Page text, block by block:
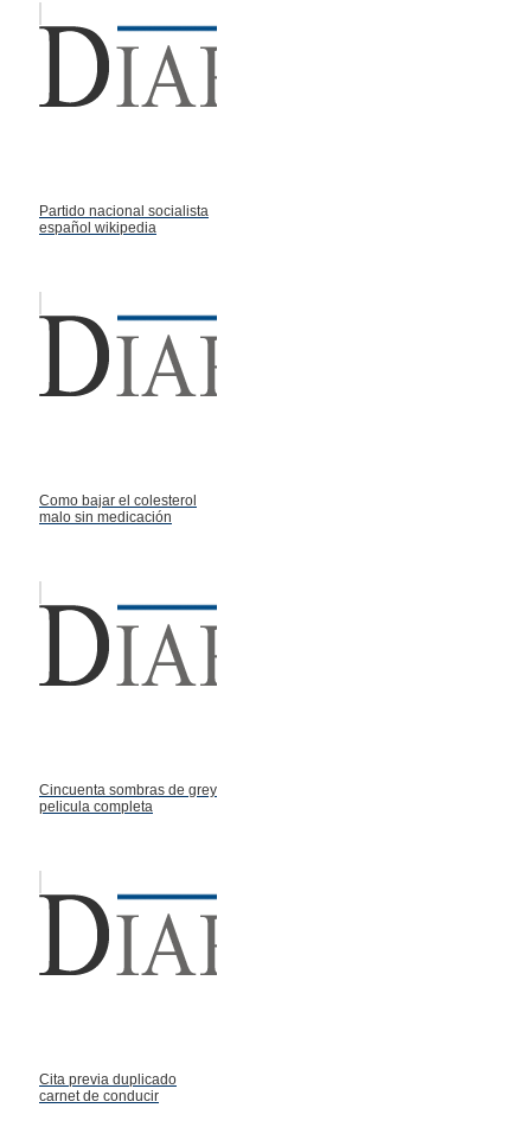
Partido nacional socialista
español wikipedia
Como bajar el colesterol
malo sin medicación
Cincuenta sombras de grey
pelicula completa
Cita previa duplicado
carnet de conducir